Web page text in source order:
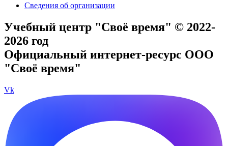
Сведения об организации
Учебный центр "Своё время" © 2022-
2026 год
Официальный интернет-ресурс ООО
"Своё время"
Vk